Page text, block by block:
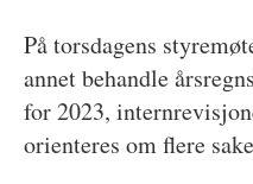
På torsdagens
annet behandle
for 2023,
orienteres om flere